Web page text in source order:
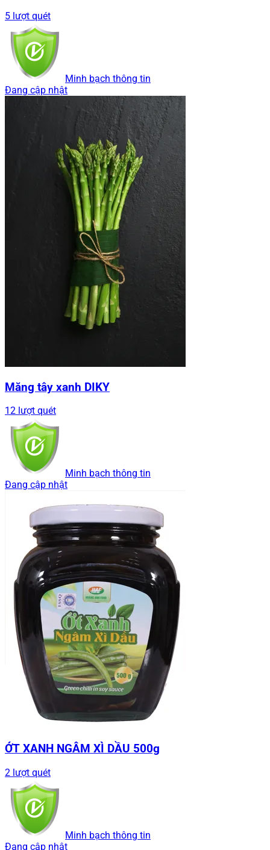
5 lượt quét
Minh bạch thông tin
Đang cập nhật
Măng tây xanh DIKY
12 lượt quét
Minh bạch thông tin
Đang cập nhật
ỚT XANH NGÂM XÌ DẦU 500g
2 lượt quét
Minh bạch thông tin
Đang cập nhật